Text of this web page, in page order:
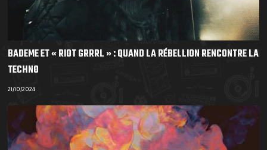
BADEME ET « RIOT GRRRL » : QUAND LA RÉBELLION RENCONTRE LA
TECHNO
21/10/2024